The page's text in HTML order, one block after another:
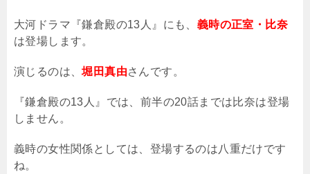
大河ドラマ『鎌倉殿の13 人』にも、 義時の正室・比奈
は登場します。
演じるのは、堀田真由さんです。
『鎌倉殿の13 人』では、前半の20話までは比奈は登場
しません。
義時の女性関係としては、登場するのは八重だけです
ね。